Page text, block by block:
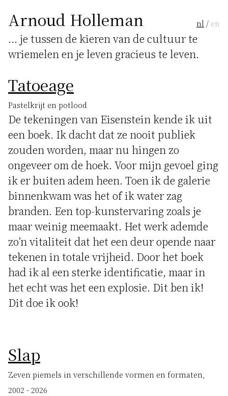
Arnoud Holleman
... je tussen de kieren van de cultuur te
wriemelen en je leven gracieus te leven.
nl / en
Tatoeage
Pastelkrijt en potlood
De tekeningen van Eisenstein kende ik uit
een boek. Ik dacht dat ze nooit publiek
zouden worden, maar nu hingen zo
ongeveer om de hoek. Voor mijn gevoel ging
ik er buiten adem heen. Toen ik de galerie
binnenkwam was het of ik water zag
branden. Een top-kunstervaring zoals je
maar weinig meemaakt. Het werk ademde
zo’n vitaliteit dat het een deur opende naar
tekenen in totale vrijheid. Door het boek
had ik al een sterke identificatie, maar in
het echt was het een explosie. Dit ben ik!
Dit doe ik ook!
Slap
Zeven piemels in verschillende vormen en formaten,
2002 - 2026